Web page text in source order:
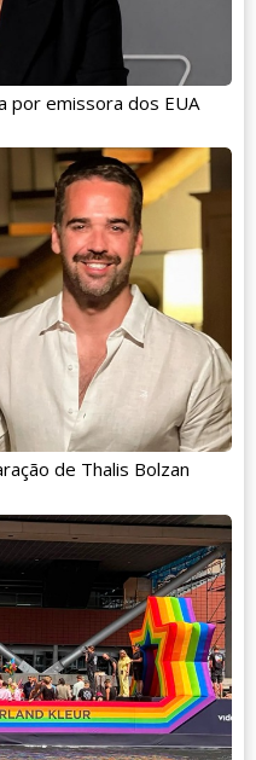
por emissora dos EUA
de Thalis Bolzan